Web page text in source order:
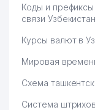
Коды и
связи
Курсы валют в
Мировая
Схема
Система